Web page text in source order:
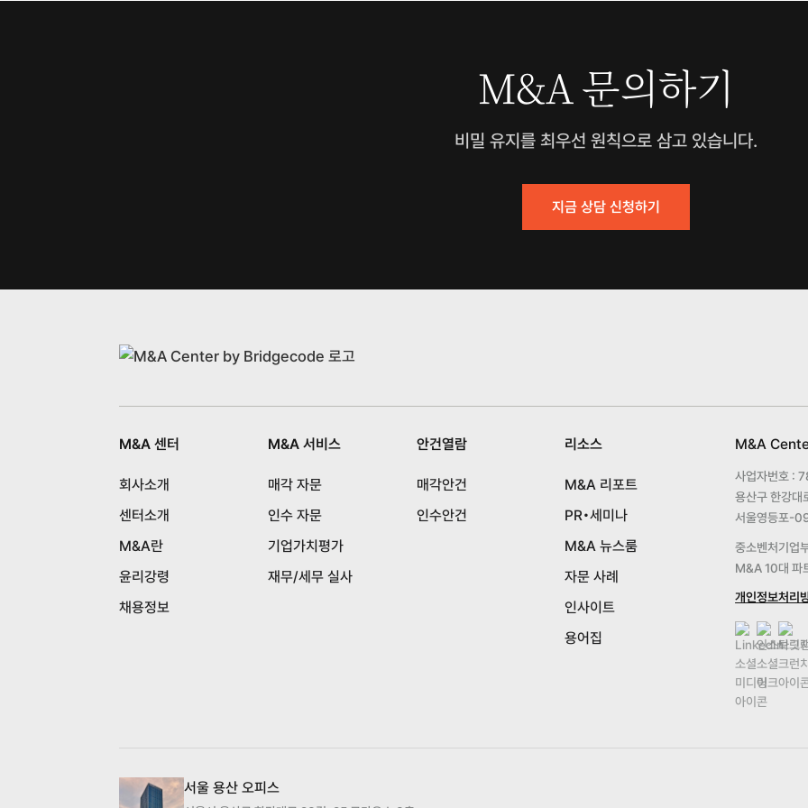
M&A 문의하기
비밀 유지를 최우선 원칙으로 삼고 있습니다.
지금 상담 신청하기
M&A 센터
회사소개
센터소개
M&A란
윤리강령
채용정보
M&A 서비스
매각 자문
인수 자문
기업가치평가
재무/세무 실사
안건열람
매각안건
인수안건
리소스
M&A 리포트
PR•세미나
M&A 뉴스룸
자문 사례
인사이트
용어집
M&A
사업자번호 :
용산구 한강
서울영등포-
중소벤처기업
M&A 10대 파
개인정보처리
서울 용산 오피스